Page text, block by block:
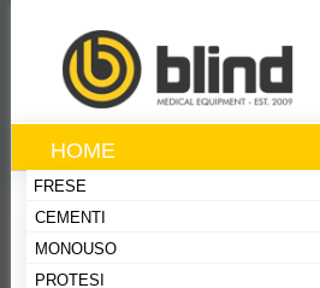
HOME
FRESE
CEMENTI
MONOUSO
PROTESI